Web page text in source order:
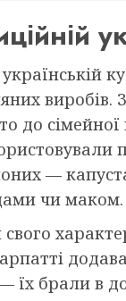
виробів.
до
—
чи маком.
їх брали в